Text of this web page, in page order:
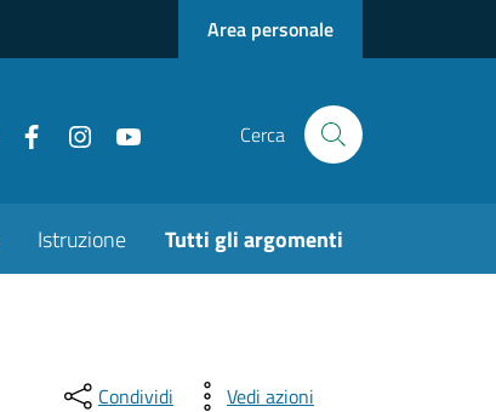
Area personale
Facebookinstagram Cerca
Istruzione Tutti gli argomenti
Condividi Vedi azioni